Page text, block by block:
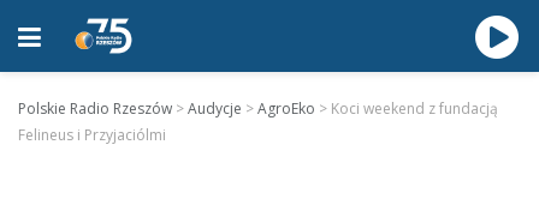
Polskie Radio Rzeszów >Audycje >AgroEko > Koci weekend z fundacją
Felineus i Przyjaciólmi